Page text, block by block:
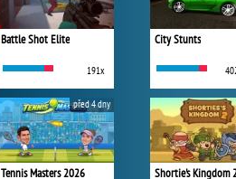
Battle Shot Elite
191x
Tennis Masters 2026
před 4 dny
City Stunts
Shortie's Kingdom